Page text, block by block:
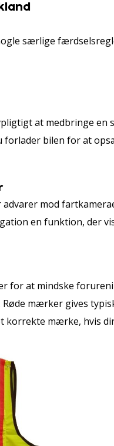
særlige
at medbringe
forlader bilen for at
mod
en funktion,
for at mindske
mærker gives
korrekte mærke, hvis